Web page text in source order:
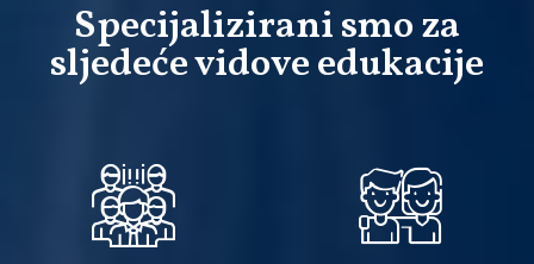
Specijalizirani smo za
sljedeće vidove edukacije